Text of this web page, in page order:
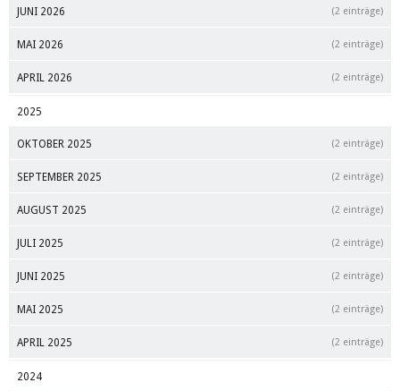
JUNI 2026 (2 einträge)
MAI 2026 (2 einträge)
APRIL 2026 (2 einträge)
2025
OKTOBER 2025 (2 einträge)
SEPTEMBER 2025 (2 einträge)
AUGUST 2025 (2 einträge)
JULI 2025 (2 einträge)
JUNI 2025 (2 einträge)
MAI 2025 (2 einträge)
APRIL 2025 (2 einträge)
2024